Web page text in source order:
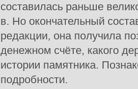
составилась раньше
в. Но окончательный
редакции, она получила
денежном счёте, какого
истории памятника.
подробности.